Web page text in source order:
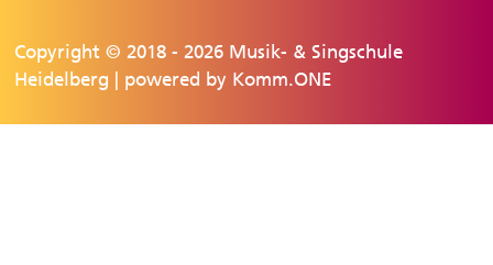
Copyright © 2018 - 2026 Musik- & Singschule
Heidelberg | powered by Komm.ONE